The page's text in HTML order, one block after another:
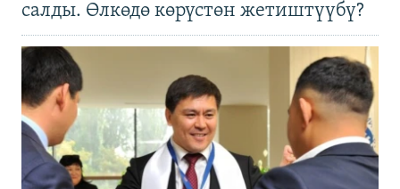
салды. Өлкөдө көрүстөн жетиштүүбү?